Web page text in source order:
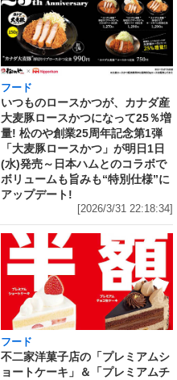
フード
いつものロースかつが、カナダ産
大麦豚ロースかつになって25％増
量! 松のや創業25周年記念第1弾
「大麦豚ロースかつ」が明日1日
(水)発売～日本ハムとのコラボで
ボリュームも旨みも“特別仕様”に
アップデート!
[2026/3/31 22:18:34]
フード
不二家洋菓子店の「プレミアムシ
ョートケーキ」＆「プレミアムチ